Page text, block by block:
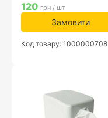
120 грн / шт
Замовити
Код товару: 1000000708